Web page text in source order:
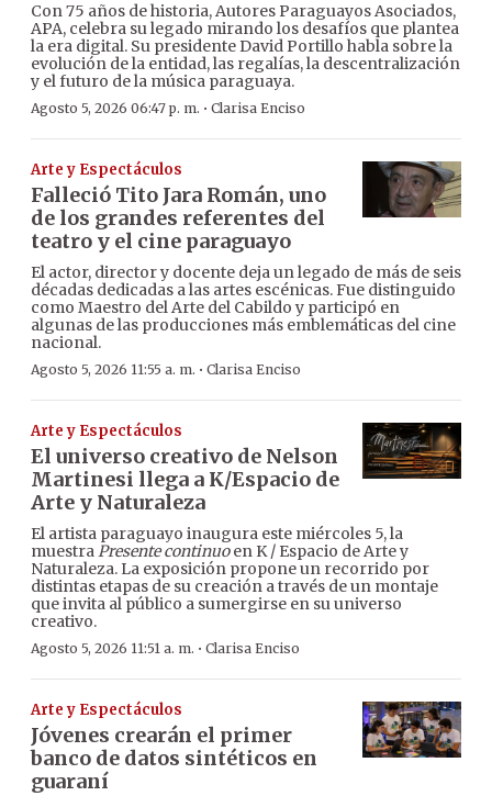
Con 75 años de historia, Autores Paraguayos Asociados,
APA, celebra su legado mirando los desafíos que plantea
la era digital. Su presidente David Portillo habla sobre la
evolución de la entidad, las regalías, la descentralización
y el futuro de la música paraguaya.
Agosto 5, 2026 06:47 p. m. · Clarisa Enciso
Arte y Espectáculos
Falleció Tito Jara Román, uno
de los grandes referentes del
teatro y el cine paraguayo
El actor, director y docente deja un legado de más de seis
décadas dedicadas a las artes escénicas. Fue distinguido
como Maestro del Arte del Cabildo y participó en
algunas de las producciones más emblemáticas del cine
nacional.
Agosto 5, 2026 11:55 a. m. · Clarisa Enciso
Arte y Espectáculos
El universo creativo de Nelson
Martinesi llega a K/Espacio de
Arte y Naturaleza
El artista paraguayo inaugura este miércoles 5, la
muestraPresente continuoen K / Espacio de Arte y
Naturaleza. La exposición propone un recorrido por
distintas etapas de su creación a través de un montaje
que invita al público a sumergirse en su universo
creativo.
Agosto 5, 2026 11:51 a. m. · Clarisa Enciso
Arte y Espectáculos
Jóvenes crearán el primer
banco de datos sintéticos en
guaraní